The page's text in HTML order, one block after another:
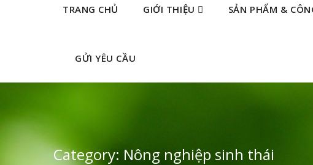
TRANG CHỦ GIỚI THIỆU SẢN PHẨM &
GỬI YÊU CẦU
Category: Nông nghiệp sinh thái